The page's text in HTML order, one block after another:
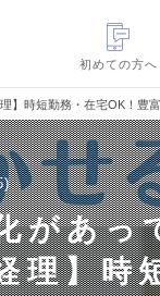
初めての方へ
】時短勤務・在宅OK！豊
があっ
理】時